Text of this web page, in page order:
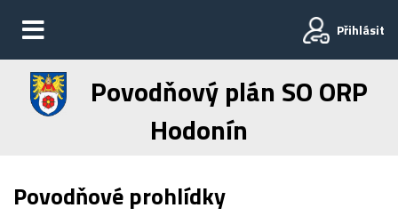
Přihlásit
Povodňový plán SO ORP
Hodonín
Povodňové prohlídky